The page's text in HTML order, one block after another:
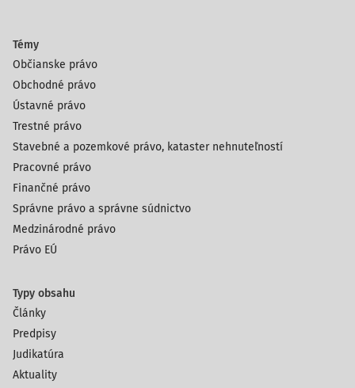
Témy
Občianske právo
Obchodné právo
Ústavné právo
Trestné právo
Stavebné a pozemkové právo, kataster nehnuteľností
Pracovné právo
Finančné právo
Správne právo a správne súdnictvo
Medzinárodné právo
Právo EÚ
Typy obsahu
Články
Predpisy
Judikatúra
Aktuality